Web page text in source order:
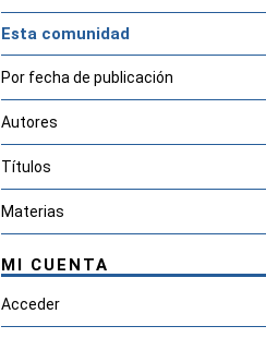
Esta comunidad
Por fecha de publicación
Autores
Títulos
Materias
MI CUENTA
Acceder